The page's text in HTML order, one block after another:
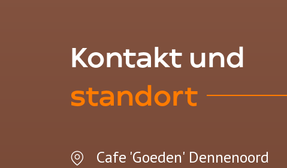
Kontakt und
standort
Cafe 'Goeden' Dennenoord